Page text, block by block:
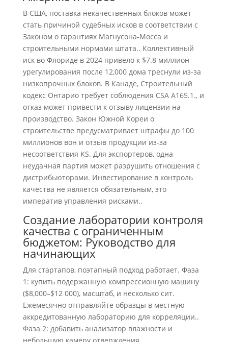
В США, поставка некачественных блоков может
стать причиной судебных исков в соответствии с
Законом о гарантиях Магнусона-Мосса и
строительными нормами штата.. Коллективный
иск во Флориде в 2024 привело к $7.8 миллион
урегулирования после 12,000 дома треснули из-за
низкопрочных блоков. В Канаде, Строительный
кодекс Онтарио требует соблюдения CSA A165.1., и
отказ может привести к отзыву лицензии на
производство. Закон Южной Кореи о
строительстве предусматривает штрафы до 100
миллионов вон и отзыв продукции из-за
несоответствия KS. Для экспортеров, одна
неудачная партия может разрушить отношения с
дистрибьюторами. Инвестирование в контроль
качества не является обязательным, это
императив управления рисками..
Создание лаборатории контроля
качества с ограниченным
бюджетом: Руководство для
начинающих
Для стартапов, поэтапный подход работает. Фаза
1: купить подержанную компрессионную машину
($8,000–$12 000), масштаб, и несколько сит.
Ежемесячно отправляйте образцы в местную
аккредитованную лабораторию для корреляции..
Фаза 2: добавить анализатор влажности и